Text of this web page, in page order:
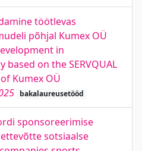
töötlevas
põhjal Kumex OÜ
in
on the SERVQUAL
Kumex OÜ
bakalaureusetööd
sponsoreerimise
sotsiaalse